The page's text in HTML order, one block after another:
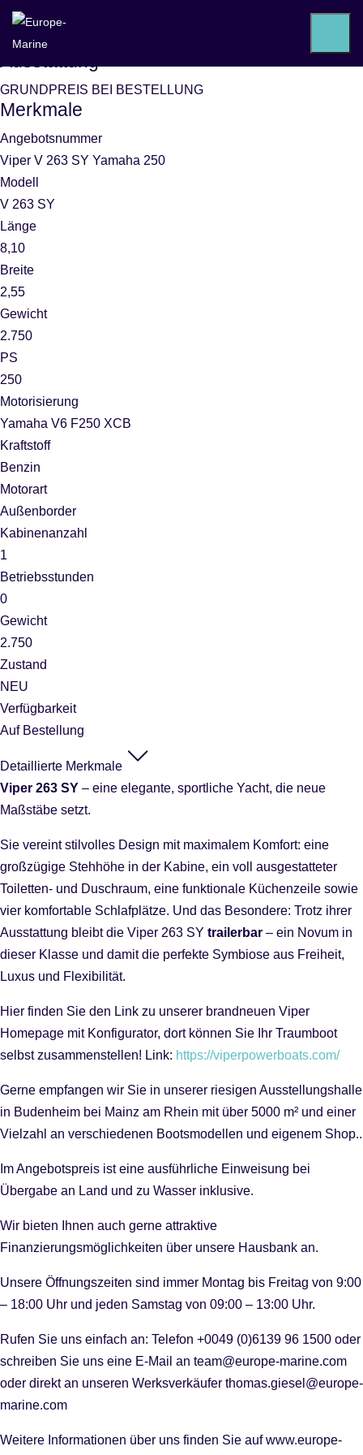
VIPER V 263 SY Yamaha V6 F250
XCB
GRUNDPREIS BEI BESTELLUNG
Merkmale
Angebotsnummer
Viper V 263 SY Yamaha 250
Modell
V 263 SY
Länge
8,10
Breite
2,55
Gewicht
2.750
PS
250
Motorisierung
Yamaha V6 F250 XCB
Kraftstoff
Benzin
Motorart
Außenborder
Kabinenanzahl
1
Betriebsstunden
0
Gewicht
2.750
Zustand
NEU
Verfügbarkeit
Auf Bestellung
Detaillierte Merkmale
Viper 263 SY – eine elegante, sportliche Yacht, die neue
Maßstäbe setzt.
Sie vereint stilvolles Design mit maximalem Komfort: eine
großzügige Stehhöhe in der Kabine, ein voll ausgestatteter
Toiletten- und Duschraum, eine funktionale Küchenzeile sowie
vier komfortable Schlafplätze. Und das Besondere: Trotz ihrer
Ausstattung bleibt die Viper 263 SY trailerbar – ein Novum in
dieser Klasse und damit die perfekte Symbiose aus Freiheit,
Luxus und Flexibilität.
Hier finden Sie den Link zu unserer brandneuen Viper
Homepage mit Konfigurator, dort können Sie Ihr Traumboot
selbst zusammenstellen! Link: https://viperpowerboats.com/
Gerne empfangen wir Sie in unserer riesigen Ausstellungshalle
in Budenheim bei Mainz am Rhein mit über 5000 m² und einer
Vielzahl an verschiedenen Bootsmodellen und eigenem Shop..
Im Angebotspreis ist eine ausführliche Einweisung bei
Übergabe an Land und zu Wasser inklusive.
Wir bieten Ihnen auch gerne attraktive
Finanzierungsmöglichkeiten über unsere Hausbank an.
Unsere Öffnungszeiten sind immer Montag bis Freitag von 9:00
– 18:00 Uhr und jeden Samstag von 09:00 – 13:00 Uhr.
Rufen Sie uns einfach an: Telefon +0049 (0)6139 96 1500 oder
schreiben Sie uns eine E-Mail an team@europe-marine.com
oder direkt an unseren Werksverkäufer thomas.giesel@europe-
marine.com
Weitere Informationen über uns finden Sie auf www.europe-